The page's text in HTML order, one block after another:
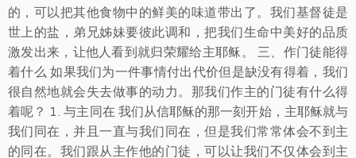
的，可以把其他食物中的鲜美的味道带出了。我们基督徒是
世上的盐，弟兄姊妹要彼此调和，把我们生命中美好的品质
激发出来，让他人看到就归荣耀给主耶稣。 三、作门徒能得
着什么 如果我们为一件事情付出代价但是缺没有得着，我们
很自然地就会失去做事的动力。那我们作主的门徒有什么得
着呢？ 1. 与主同在 我们从信耶稣的那一刻开始，主耶稣就与
我们同在，并且一直与我们同在，但是我们常常体会不到主
的同在。我们跟从主作他的门徒，可以让我们不仅体会到主